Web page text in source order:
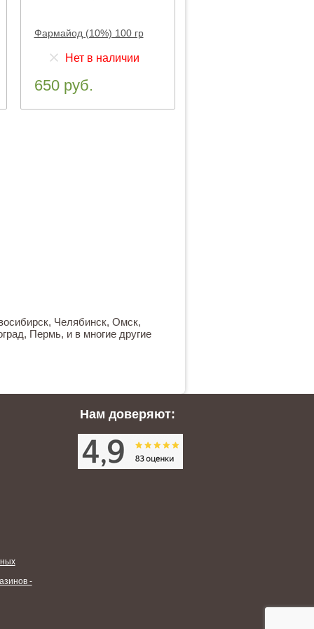
Фармайод (10%) 100 гр
Нет в наличии
650 руб.
Челябинск, Омск,
Пермь, и в многие другие
-
Нам доверяют: